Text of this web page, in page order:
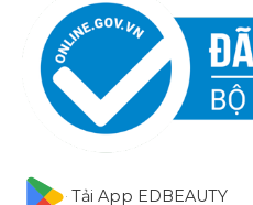
Tải App EDBEAUTY